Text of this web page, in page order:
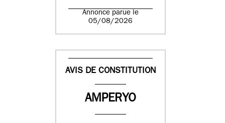
Annonce parue le
05/08/2026
AVIS DE CONSTITUTION
AMPERYO